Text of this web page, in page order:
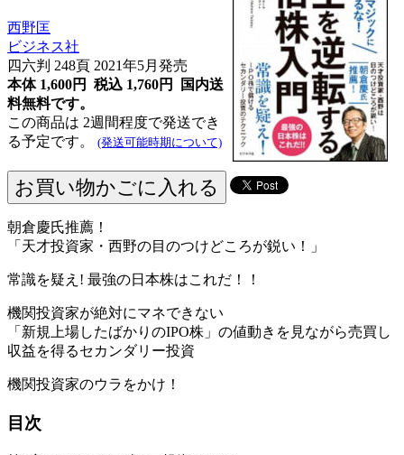
西野匡
ビジネス社
四六判 248頁 2021年5月発売
本体 1,600円 税込 1,760円
国内送
料無料です。
この商品は 2週間程度で発送でき
る予定です。 (発送可能時期について)
朝倉慶氏推薦！
「天才投資家・西野の目のつけどころが鋭い！」
常識を疑え! 最強の日本株はこれだ！！
機関投資家が絶対にマネできない
「新規上場したばかりのIPO株」の値動きを見ながら売買し
収益を得るセカンダリー投資
機関投資家のウラをかけ！
目次